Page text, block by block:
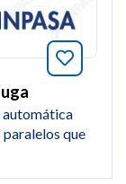
Añade
automática
que